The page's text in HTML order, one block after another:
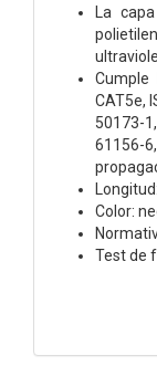
La
CAT5e,
50173-
61156-
Color:
Test de